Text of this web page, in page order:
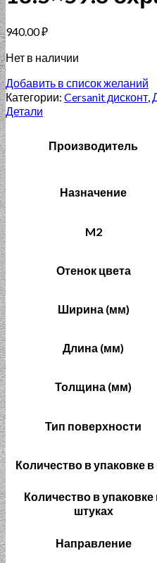
940.00₽
Нет в наличии
Добавить в список желаний
Категории: Cersanit дисконт,
Детали
Производитель
Назначение
M2
Отенок цвета
Ширина (мм)
Длина (мм)
Толщина (мм)
Тип поверхности
Количество в упаковке
Количество в упаковке
штуках
Направление